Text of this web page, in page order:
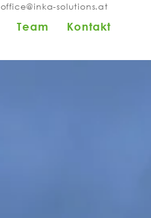
office@inka-solutions.at
Team Kontakt